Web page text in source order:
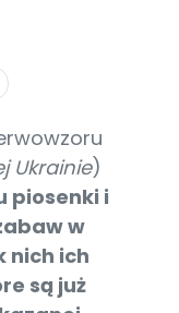
Ukrainie)
piosenki i
w
nich ich
są już